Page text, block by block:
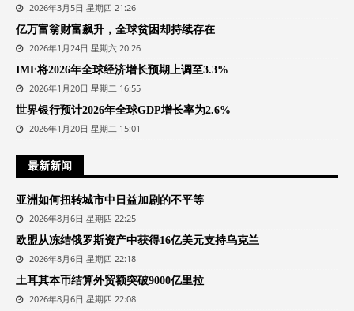
2026年3月5日 星期四 21:26
亿万富翁财富飙升，全球贫困却持续存在
2026年1月24日 星期六 20:26
IMF将2026年全球经济增长预期上调至3.3%
2026年1月20日 星期二 16:55
世界银行预计2026年全球GDP增长率为2.6%
2026年1月20日 星期二 15:01
最新新闻
亚洲如何扭转城市中日益加剧的不平等
2026年8月6日 星期四 22:25
欧盟从冻结俄罗斯资产中获得16亿美元支持乌克兰
2026年8月6日 星期四 22:18
土耳其本币结算外贸额突破9000亿里拉
2026年8月6日 星期四 22:08